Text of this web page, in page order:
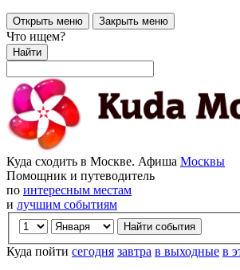
Открыть меню Закрыть меню
Что ищем?
Найти
Куда сходить в Москве. Афиша Москвы
Помощник и путеводитель
по интересным местам
и лучшим событиям
Куда пойти сегодня завтра в выходные в